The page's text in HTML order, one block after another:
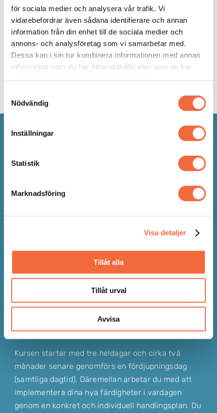
för sociala medier och analysera vår trafik. Vi
vidarebefordrar även sådana identifierare och annan
information från din enhet till de sociala medier och
annons- och analysföretag som vi samarbetar med.
Dessa kan i sin tur kombinera informationen med annan
information som du har tillhandahållit eller som de har
Nödvändig
Inställningar
Statistik
Marknadsföring
Visa detaljer
Tillåt alla
Tillåt urval
Avvisa
360 graders feedback med Individuell
Ökad förståelse för hur du påverkar
medarbetarnas prestationsförmåga
Ökad medvetenhet kring styrkor och
utvecklingsområden
Ökad självkännedom och ökad självkänsla
En handlingsplan som säkerställer din
fortsatta utveckling som ledare
Erfarenhetsutbyte
Kursen startar med tre heldagar och cirka två
månader senare genomförs en fördjupningsdag
(samtliga dagtid). Däremellan arbetar du med att
implementera dina nya färdigheter i vardagen
genom en konkret och individuell handlingsplan. Du